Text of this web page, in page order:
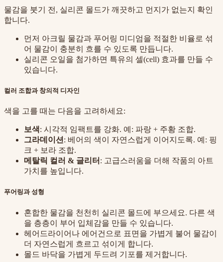
물감을 붓기 전, 실리콘 몰드가 깨끗하고 먼지가 없는지 확인
합니다.
먼저 아크릴 물감과 푸어링 미디엄을 적절한 비율로 섞
어 물감이 충분히 흐를 수 있도록 만듭니다.
실리콘 오일을 첨가하면 특유의 셀(cell) 효과를 만들 수
있습니다.
컬러 조합과 창의적 디자인
색을 고를 때는 다음을 고려하세요:
보색: 시각적 임팩트를 강화. 예: 파랑 + 주황 조합.
그라데이션 : 베어의 색이 자연스럽게 이어지도록. 예: 핑
크 + 보라 조합.
메탈릭 컬러 & 글리터 : 고급스러움을 더해 작품의 아트
가치를 높입니다.
푸어링과 성형
혼합한 물감을 천천히 실리콘 몰드에 부으세요. 다른 색
을 층층이 부어 입체감을 만들 수 있습니다.
헤어드라이어나 에어건으로 표면을 가볍게 불어 물감이
더 자연스럽게 흐르고 섞이게 합니다.
몰드 바닥을 가볍게 두드려 기포를 제거합니다.